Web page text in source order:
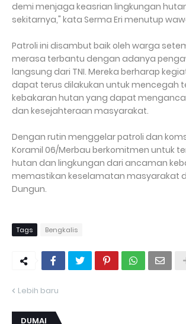
demi menjaga keasrian lingkungan
sekitarnya," kata Serma Eri menutup
Patroli ini disambut baik oleh warga
merasa terbantu dengan adanya
langsung dari TNI. Mereka berharap
dapat terus dilakukan untuk mencegah
kebakaran hutan yang dapat
dan kesejahteraan masyarakat.
Dengan rutin menggelar patroli dan
Koramil 06/Merbau berkomitmen untuk
hutan dan lingkungan dari ancaman
memastikan keselamatan masyarakat
Dungun.
Tags Bengkalis
Lebih baru
DUMAI